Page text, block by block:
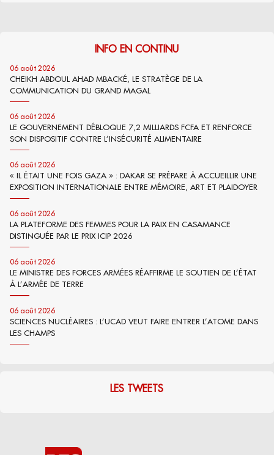
INFO EN CONTINU
06 août 2026
CHEIKH ABDOUL AHAD MBACKÉ, LE STRATÈGE DE LA
COMMUNICATION DU GRAND MAGAL
06 août 2026
LE GOUVERNEMENT DÉBLOQUE 7,2 MILLIARDS FCFA ET RENFORCE
SON DISPOSITIF CONTRE L’INSÉCURITÉ ALIMENTAIRE
06 août 2026
« IL ÉTAIT UNE FOIS GAZA » : DAKAR SE PRÉPARE À ACCUEILLIR UNE
EXPOSITION INTERNATIONALE ENTRE MÉMOIRE, ART ET PLAIDOYER
06 août 2026
LA PLATEFORME DES FEMMES POUR LA PAIX EN CASAMANCE
DISTINGUÉE PAR LE PRIX ICIP 2026
06 août 2026
LE MINISTRE DES FORCES ARMÉES RÉAFFIRME LE SOUTIEN DE L’ÉTAT
À L’ARMÉE DE TERRE
06 août 2026
SCIENCES NUCLÉAIRES : L’UCAD VEUT FAIRE ENTRER L’ATOME DANS
LES CHAMPS
LES TWEETS